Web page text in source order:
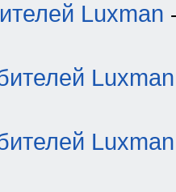
Luxman
Luxman
Luxman